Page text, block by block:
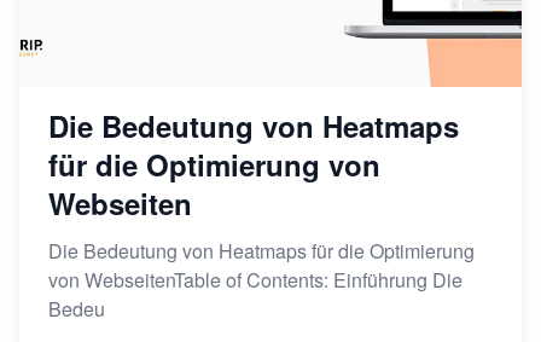
Die Bedeutung von Heatmaps
für die Optimierung von
Webseiten
Die Bedeutung von Heatmaps für die Optimierung
von WebseitenTable of Contents: Einführung Die
Bedeu